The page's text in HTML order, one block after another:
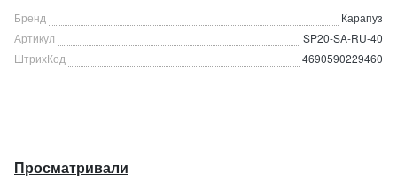
Бренд
Карапуз
Артикул
SP20-SA-RU-40
ШтрихКод
4690590229460
Просматривали